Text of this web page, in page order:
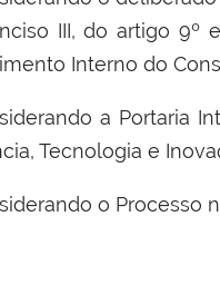
III, do artigo 9º
Interno do
a Portaria
Tecnologia e
o Processo